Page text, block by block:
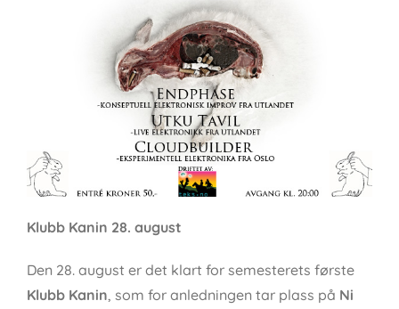
Klubb Kanin 28. august
Den 28. august er det klart for semesterets første
Klubb Kanin, som for anledningen tar plass på Ni